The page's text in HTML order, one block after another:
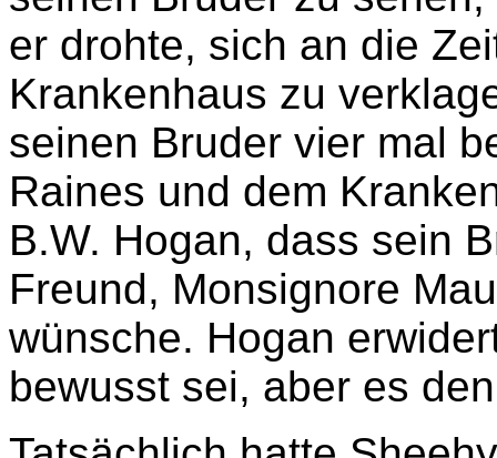
er drohte, sich an die
Krankenhaus zu
seinen Bruder vier mal
Raines und dem
B.W. Hogan, dass sein
Freund, Monsignore
wünsche. Hogan
bewusst sei, aber es